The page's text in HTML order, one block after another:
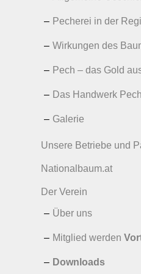
Pecherei in der
Wirkungen des
Pech – das Gold
Das Handwerk
Galerie
Unsere Betriebe und
Nationalbaum.at
Der Verein
Über uns
Mitglied werden
Downloads